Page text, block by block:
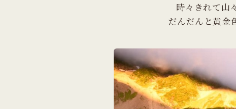
時々きれて山
だんだんと黄金